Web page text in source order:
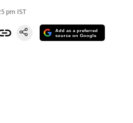
pm IST
Add as a preferred
source on Google